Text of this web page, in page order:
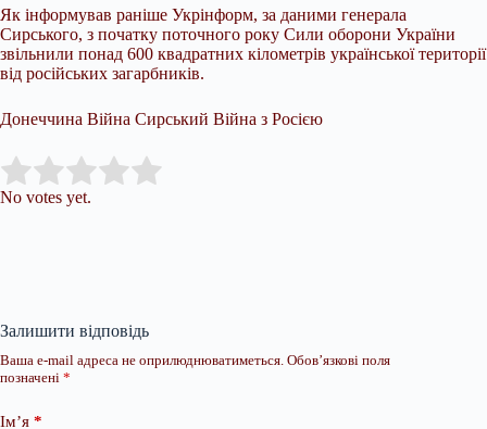
Як інформував раніше Укрінформ, за даними генерала
Сирського, з початку поточного року Сили оборони України
звільнили понад 600 квадратних кілометрів української території
від російських загарбників.
Донеччина Війна Сирський Війна з Росією
Rate this item:
No votes yet.
Залишити відповідь
Ваша e-mail адреса не оприлюднюватиметься. Обов’язкові поля
позначені *
Ім’я *